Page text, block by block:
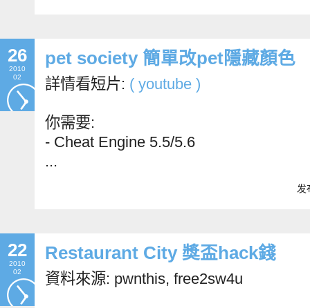
26
2010
02
pet society 簡單改pet隱藏顏色
詳情看短片: ( youtube )
你需要:
- Cheat Engine 5.5/5.6
...
发
22
2010
02
Restaurant City 獎盃hack錢
資料來源: pwnthis, free2sw4u